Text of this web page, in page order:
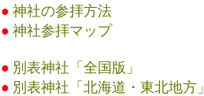
● 神社の参拝方法
● 神社参拝マップ
● 別表神社「全国版」
● 別表神社「北海道・東北地方」